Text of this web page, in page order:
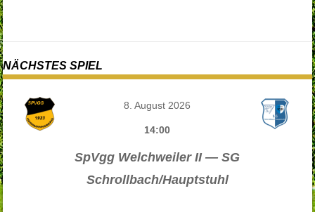
NÄCHSTES SPIEL
8. August 2026
14:00
SpVgg Welchweiler II — SG
Schrollbach/Hauptstuhl